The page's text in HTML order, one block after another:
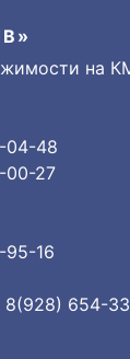
на
04-48
00-27
16
8(928) 654-